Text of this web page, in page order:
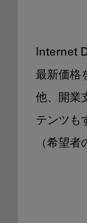
Internet
最新価格
他、開業
テンツも
（希望者